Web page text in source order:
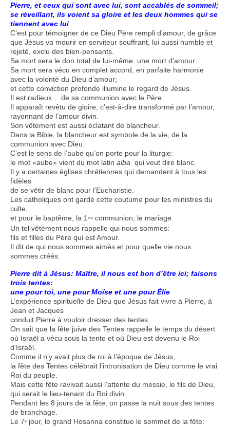
Pierre, et ceux qui sont avec lui, sont accablés de sommeil;
se réveillant, ils voient sa gloire et les deux hommes qui se
tiennent avec lui
C’est pour témoigner de ce Dieu Père rempli d’amour, de grâce
que Jésus va mourir en serviteur souffrant, lui aussi humble et
rejeté, exclu des bien-pensants.
Sa mort sera le don total de lui-même: une mort d’amour…
Sa mort sera vécu en complet accord, en parfaite harmonie
avec la volonté du Dieu d’amour;
et cette conviction profonde illumine le regard de Jésus.
Il est radieux… de sa communion avec le Père.
Il apparaît revêtu de gloire, c’est-à-dire transformé par l’amour,
rayonnant de l’amour divin.
Son vêtement est aussi éclatant de blancheur.
Dans la Bible, la blancheur est symbole de la vie, de la
communion avec Dieu.
C’est le sens de l’aube qu’on porte pour la liturgie:
le mot «aube» vient du mot latin alba qui veut dire blanc.
Il y a certaines églises chrétiennes qui demandent à tous les
fidèles
de se vêtir de blanc pour l’Eucharistie.
Les catholiques ont gardé cette coutume pour les ministres du
culte,
et pour le baptême, la 1 ère communion, le mariage.
Un tel vêtement nous rappelle qui nous sommes:
fils et filles du Père qui est Amour.
Il dit de qui nous sommes aimés et pour quelle vie nous
sommes créés.
Pierre dit à Jésus: Maître, il nous est bon d’être ici; faisons
trois tentes:
une pour toi, une pour Moïse et une pour Élie
L’expérience spirituelle de Dieu que Jésus fait vivre à Pierre, à
Jean et Jacques
conduit Pierre à vouloir dresser des tentes.
On sait que la fête juive des Tentes rappelle le temps du désert
où Israël a vécu sous la tente et où Dieu est devenu le Roi
d’Israël.
Comme il n’y avait plus de roi à l’époque de Jésus,
la fête des Tentes célébrait l’intronisation de Dieu comme le vrai
Roi du peuple.
Mais cette fête ravivait aussi l’attente du messie, le fils de Dieu,
qui serait le lieu-tenant du Roi divin.
Pendant les 8 jours de la fête, on passe la nuit sous des tentes
de branchage.
Le 7e
jour, le grand Hosanna constitue le sommet de la fête: